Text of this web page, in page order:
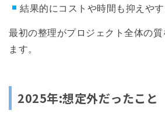
結果的にコストや時間も抑えや
最初の整理がプロジェクト全体の
ます。
2025年:想定外だったこと